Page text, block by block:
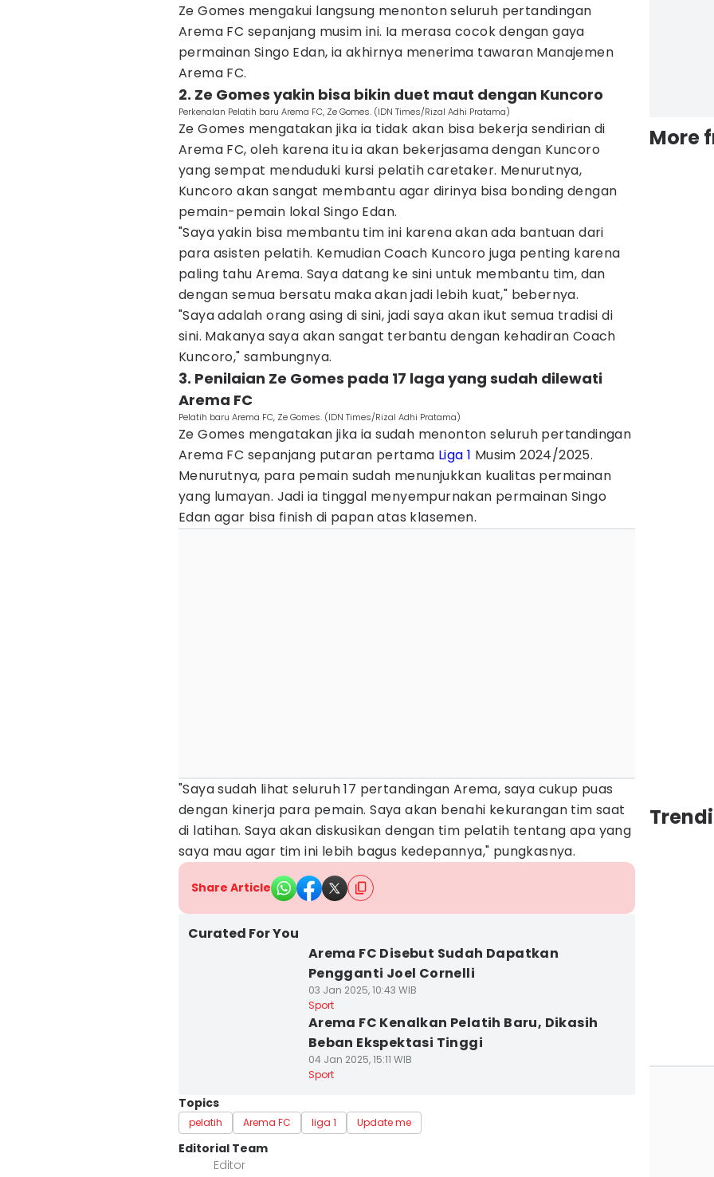
Ze Gomes mengakui langsung menonton seluruh pertandingan
Arema FC sepanjang musim ini. Ia merasa cocok dengan gaya
permainan Singo Edan, ia akhirnya menerima tawaran Manajemen
Arema FC.
2. Ze Gomes yakin bisa bikin duet maut dengan Kuncoro
Perkenalan Pelatih baru Arema FC, Ze Gomes. (IDN Times/Rizal Adhi Pratama)
Ze Gomes mengatakan jika ia tidak akan bisa bekerja sendirian di
Arema FC, oleh karena itu ia akan bekerjasama dengan Kuncoro
yang sempat menduduki kursi pelatih caretaker. Menurutnya,
Kuncoro akan sangat membantu agar dirinya bisa bonding dengan
pemain-pemain lokal Singo Edan.
"Saya yakin bisa membantu tim ini karena akan ada bantuan dari
para asisten pelatih. Kemudian Coach Kuncoro juga penting karena
paling tahu Arema. Saya datang ke sini untuk membantu tim, dan
dengan semua bersatu maka akan jadi lebih kuat," bebernya.
"Saya adalah orang asing di sini, jadi saya akan ikut semua tradisi di
sini. Makanya saya akan sangat terbantu dengan kehadiran Coach
Kuncoro," sambungnya.
3. Penilaian Ze Gomes pada 17 laga yang sudah dilewati
Arema FC
Pelatih baru Arema FC, Ze Gomes. (IDN Times/Rizal Adhi Pratama)
Ze Gomes mengatakan jika ia sudah menonton seluruh pertandingan
Arema FC sepanjang putaran pertama Liga 1 Musim 2024/2025.
Menurutnya, para pemain sudah menunjukkan kualitas permainan
yang lumayan. Jadi ia tinggal menyempurnakan permainan Singo
Edan agar bisa finish di papan atas klasemen.
"Saya sudah lihat seluruh 17 pertandingan Arema, saya cukup puas
dengan kinerja para pemain. Saya akan benahi kekurangan tim saat
di latihan. Saya akan diskusikan dengan tim pelatih tentang apa yang
saya mau agar tim ini lebih bagus kedepannya," pungkasnya.
Share Article
Curated For You
Arema FC Disebut Sudah Dapatkan
Pengganti Joel Cornelli
03 Jan 2025, 10:43 WIB
Sport
Arema FC Kenalkan Pelatih Baru, Dikasih
Beban Ekspektasi Tinggi
04 Jan 2025, 15:11 WIB
Sport
Topics
pelatih Arema FC liga 1 Update me
Editorial Team
Editor
More